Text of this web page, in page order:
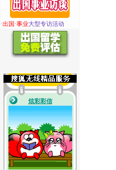
·出国·事业大型专访活动